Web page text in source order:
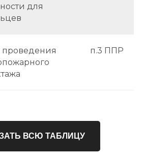
для
п.3 ППР
ВСЮ ТАБЛИЦУ